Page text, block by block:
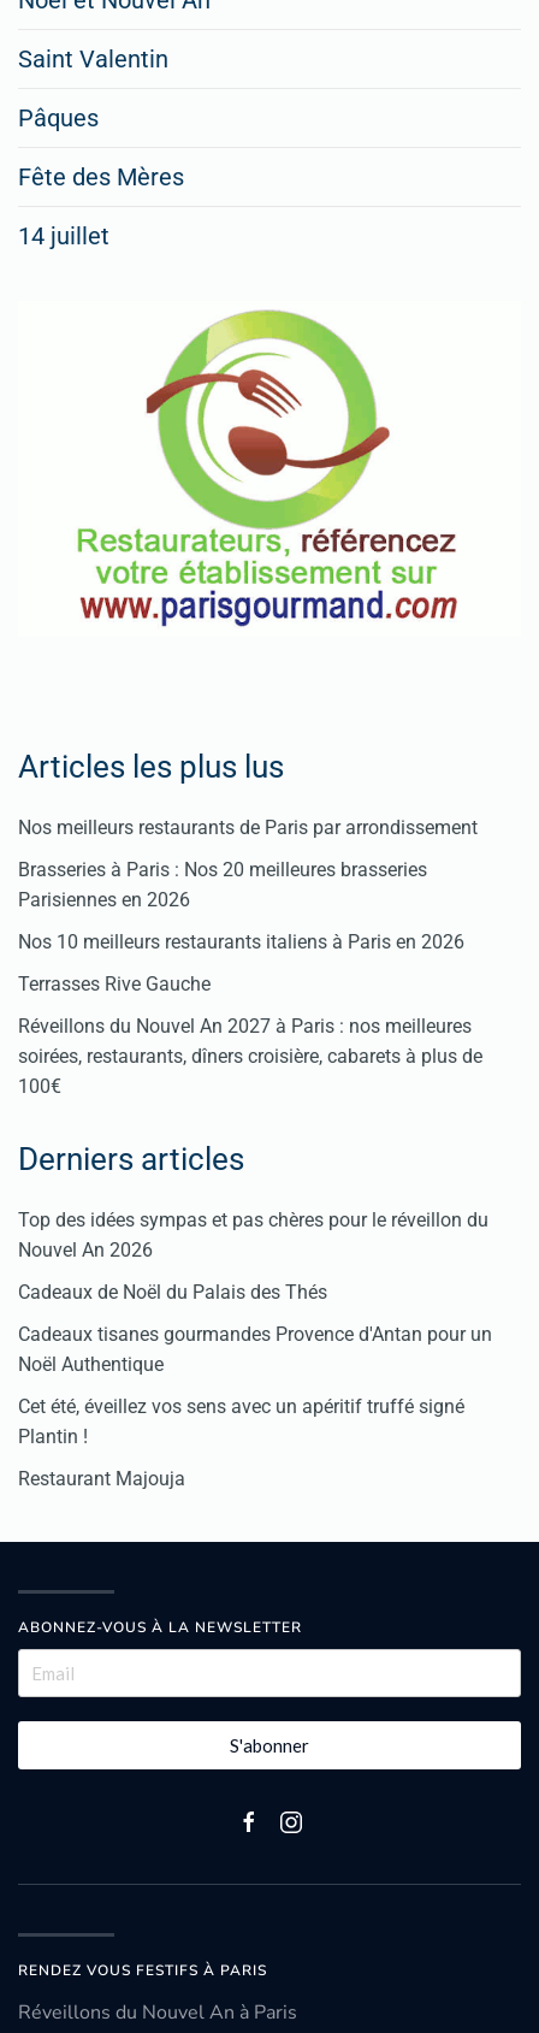
Saint Valentin
Pâques
Fête des Mères
14 juillet
Articles les plus lus
Nos meilleurs restaurants de Paris par arrondissement
Brasseries à Paris : Nos 20 meilleures brasseries
Parisiennes en 2026
Nos 10 meilleurs restaurants italiens à Paris en 2026
Terrasses Rive Gauche
Réveillons du Nouvel An 2027 à Paris : nos meilleures
soirées, restaurants, dîners croisière, cabarets à plus de
100€
Derniers articles
Top des idées sympas et pas chères pour le réveillon du
Nouvel An 2026
Cadeaux de Noël du Palais des Thés
Cadeaux tisanes gourmandes Provence d'Antan pour un
Noël Authentique
Cet été, éveillez vos sens avec un apéritif truffé signé
Plantin !
Restaurant Majouja
ABONNEZ-VOUS À LA NEWSLETTER
S'abonner
RENDEZ VOUS FESTIFS À PARIS
Réveillons du Nouvel An à Paris